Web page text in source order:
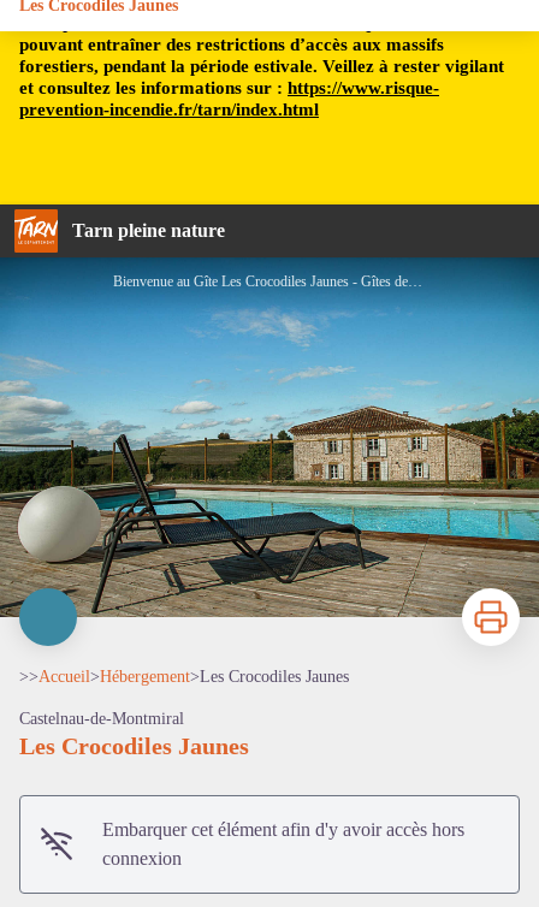
pouvant entraîner des restrictions d’accès aux massifs
forestiers, pendant la période estivale. Veillez à rester vigilant
et consultez les informations sur : https://www.risque-
prevention-incendie.fr/tarn/index.html
Tarn pleine nature
Les Crocodiles Jaunes
Bienvenue au Gîte Les Crocodiles Jaunes - Gîtes de France
Imprimer
>>Accueil>Hébergement>Les Crocodiles Jaunes
Castelnau-de-Montmiral
Les Crocodiles Jaunes
Embarquer cet élément afin d'y avoir accès hors
connexion